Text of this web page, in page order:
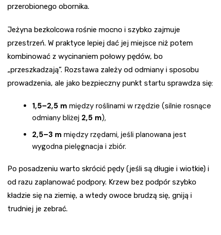
przerobionego obornika.
Jeżyna bezkolcowa rośnie mocno i szybko zajmuje
przestrzeń. W praktyce lepiej dać jej miejsce niż potem
kombinować z wycinaniem połowy pędów, bo
„przeszkadzają”. Rozstawa zależy od odmiany i sposobu
prowadzenia, ale jako bezpieczny punkt startu sprawdza się:
1,5–2,5 m między roślinami w rzędzie (silnie rosnące
odmiany bliżej 2,5 m),
2,5–3 m między rzędami, jeśli planowana jest
wygodna pielęgnacja i zbiór.
Po posadzeniu warto skrócić pędy (jeśli są długie i wiotkie) i
od razu zaplanować podpory. Krzew bez podpór szybko
kładzie się na ziemię, a wtedy owoce brudzą się, gniją i
trudniej je zebrać.